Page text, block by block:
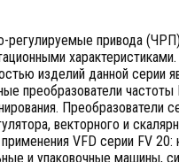
регулируемые привода
изделий данной серии
преобразователи
Преобразователи
векторного и
VFD серии FV
и упаковочные машины,